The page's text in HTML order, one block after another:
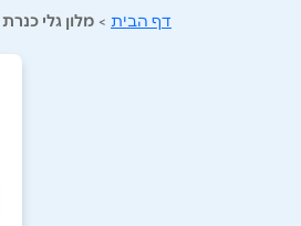
דף הבית > מלון גלי כנרת